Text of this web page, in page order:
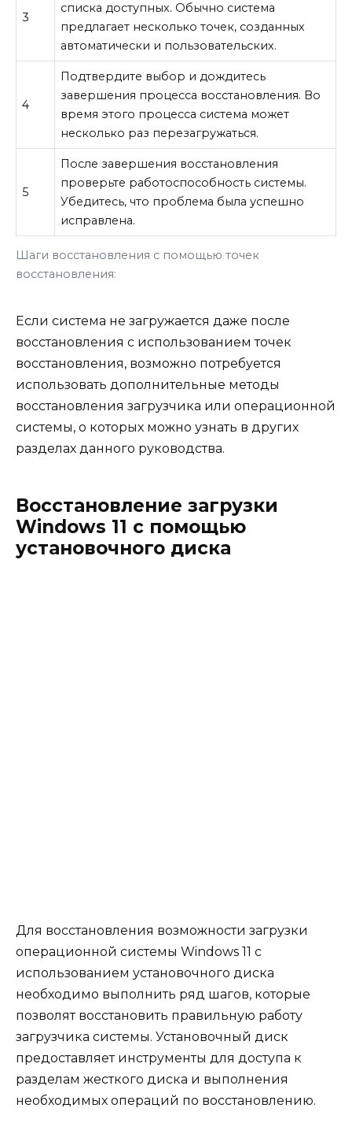
Шаги восстановления с помощью точек
восстановления:
3
списка доступных. Обычно система
предлагает несколько точек, созданных
автоматически и пользовательских.
4
Подтвердите выбор и дождитесь
завершения процесса восстановления. Во
время этого процесса система может
несколько раз перезагружаться.
5
После завершения восстановления
проверьте работоспособность системы.
Убедитесь, что проблема была успешно
исправлена.
Если система не загружается даже после
восстановления с использованием точек
восстановления, возможно потребуется
использовать дополнительные методы
восстановления загрузчика или операционной
системы, о которых можно узнать в других
разделах данного руководства.
Восстановление загрузки
Windows 11 с помощью
установочного диска
Для восстановления возможности загрузки
операционной системы Windows 11 с
использованием установочного диска
необходимо выполнить ряд шагов, которые
позволят восстановить правильную работу
загрузчика системы. Установочный диск
предоставляет инструменты для доступа к
разделам жесткого диска и выполнения
необходимых операций по восстановлению.